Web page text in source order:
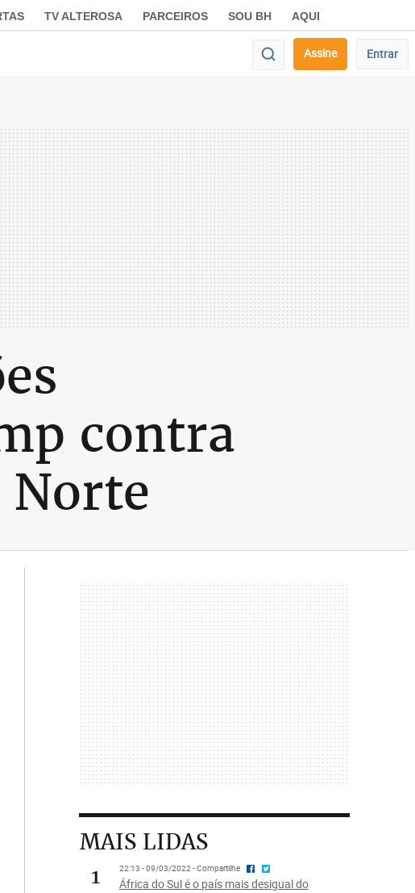
TV ALTEROSA PARCEIROS SOU BH AQUI
Assine Entrar
contra
Norte
MAIS LIDAS
1
22:13 - 09/03/2022 - Compartilhe
África do Sul é o país mais desigual do